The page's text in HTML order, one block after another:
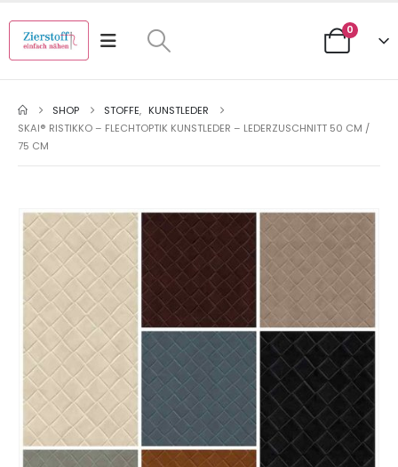
0
SHOP STOFFE, KUNSTLEDER
SKAI® RISTIKKO – FLECHTOPTIK KUNSTLEDER – LEDERZUSCHNITT 50 CM /
75 CM